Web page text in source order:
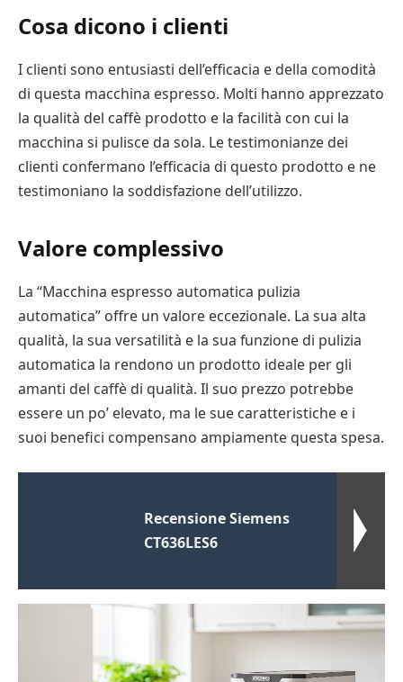
Cosa dicono i clienti
I clienti sono entusiasti dell’efficacia e della comodità
di questa macchina espresso. Molti hanno apprezzato
la qualità del caffè prodotto e la facilità con cui la
macchina si pulisce da sola. Le testimonianze dei
clienti confermano l’efficacia di questo prodotto e ne
testimoniano la soddisfazione dell’utilizzo.
Valore complessivo
La “Macchina espresso automatica pulizia
automatica” offre un valore eccezionale. La sua alta
qualità, la sua versatilità e la sua funzione di pulizia
automatica la rendono un prodotto ideale per gli
amanti del caffè di qualità. Il suo prezzo potrebbe
essere un po’ elevato, ma le sue caratteristiche e i
suoi benefici compensano ampiamente questa spesa.
Recensione Siemens
CT636LES6